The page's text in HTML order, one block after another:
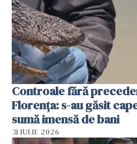
Controale fără
Florența: s-au găsit
sumă imensă de bani
31 IULIE 2026